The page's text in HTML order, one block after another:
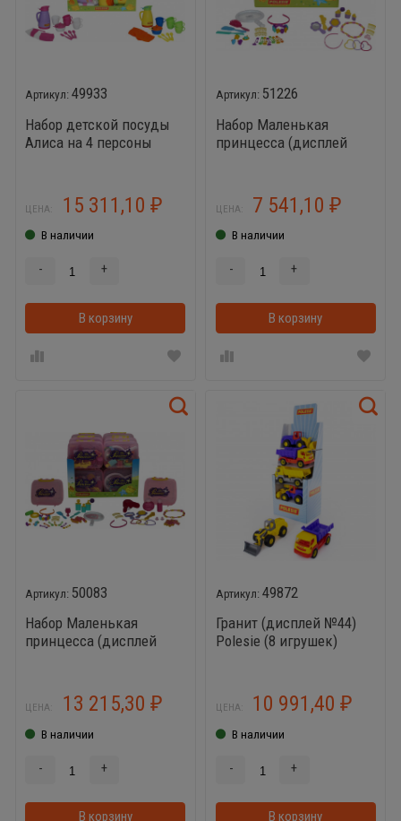
49933
Набор детской посуды
Алиса на 4 персоны
ЦЕНА: 15 311,10 ₽
В наличии
- +
В корзину В корзинке
51226
Набор Маленькая
принцесса (дисплей
ЦЕНА: 7 541,10₽
В наличии
- +
В корзину
50083
Набор Маленькая
принцесса (дисплей
ЦЕНА: 13 215,30 ₽
В наличии
- +
В корзину В корзинке
49872
Гранит (дисплей №44)
Polesie (8 игрушек)
ЦЕНА: 10 991,40₽
В наличии
- +
В корзину